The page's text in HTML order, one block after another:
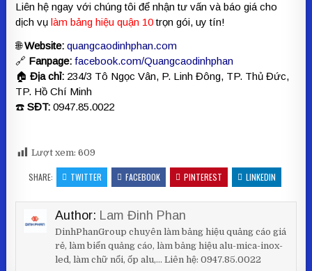
Liên hệ ngay với chúng tôi để nhận tư vấn và báo giá cho
dịch vụ làm bảng hiệu quận 10 trọn gói, uy tín!
🌐Website: quangcaodinhphan.com
🔗 Fanpage: facebook.com/Quangcaodinhphan
🏠Địa chỉ: 234/3 Tô Ngọc Vân, P. Linh Đông, TP. Thủ Đức,
TP. Hồ Chí Minh
☎️SĐT: 0947.85.0022
Lượt xem: 609
SHARE: TWITTER FACEBOOK PINTEREST LINKEDIN
Author: Lam Đinh Phan
DinhPhanGroup chuyên làm bảng hiệu quảng cáo giá
rẻ, làm biển quảng cáo, làm bảng hiệu alu-mica-inox-
led, làm chữ nổi, ốp alu,... Liên hệ: 0947.85.0022